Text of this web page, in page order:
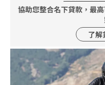
協助您整合名下貸款，最
了解